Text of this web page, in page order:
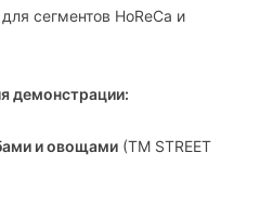
сегментов HoReCa и
демонстрации:
и овощами (ТМ STREET